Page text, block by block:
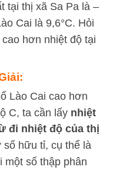
tại thị xã Sa Pa là –
Cai là 9,6°C. Hỏi
hơn nhiệt độ tại
Lào Cai cao hơn
C, ta cần lấy nhiệt
đi nhiệt độ của thị
hữu tỉ, cụ thể là
một số thập phân